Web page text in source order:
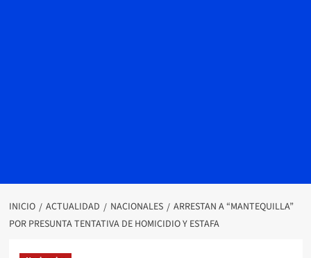
INICIO ACTUALIDAD NACIONALES
ARRESTAN A “MANTEQUILLA”
POR PRESUNTA TENTATIVA DE HOMICIDIO Y ESTAFA